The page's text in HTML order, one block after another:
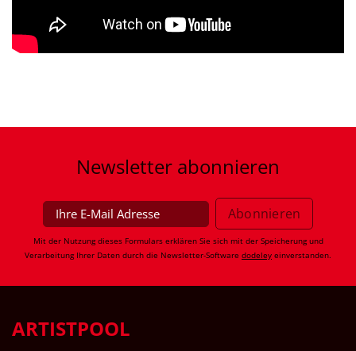
Newsletter abonnieren
Mit der Nutzung dieses Formulars erklären Sie sich mit der Speicherung und
Verarbeitung Ihrer Daten durch die Newsletter-Software dodeley einverstanden.
ARTISTPOOL